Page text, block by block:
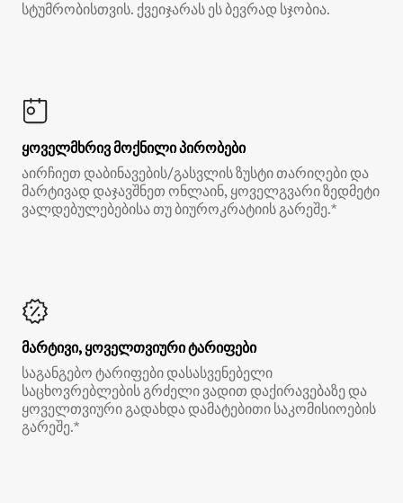
სტუმრობისთვის. ქვეიჯარას ეს ბევრად სჯობია.
ყოველმხრივ მოქნილი პირობები
აირჩიეთ დაბინავების/გასვლის ზუსტი თარიღები და
მარტივად დაჯავშნეთ ონლაინ, ყოველგვარი ზედმეტი
ვალდებულებებისა თუ ბიუროკრატიის გარეშე.*
მარტივი, ყოველთვიური ტარიფები
საგანგებო ტარიფები დასასვენებელი
საცხოვრებლების გრძელი ვადით დაქირავებაზე და
ყოველთვიური გადახდა დამატებითი საკომისიოების
გარეშე.*